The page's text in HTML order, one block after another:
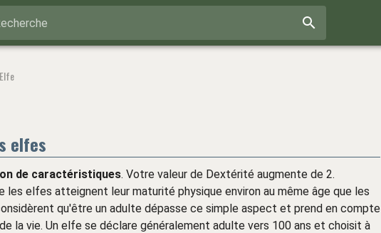
Elfe
elfes
de caractéristiques. Votre valeur de Dextérité augmente de 2.
les elfes atteignent leur maturité physique environ au même âge que les
qu'être un adulte dépasse ce simple aspect et prend en compte
la vie. Un elfe se déclare généralement adulte vers 100 ans et choisit à